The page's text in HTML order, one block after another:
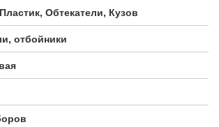
Обтекатели, Кузов
отбойники